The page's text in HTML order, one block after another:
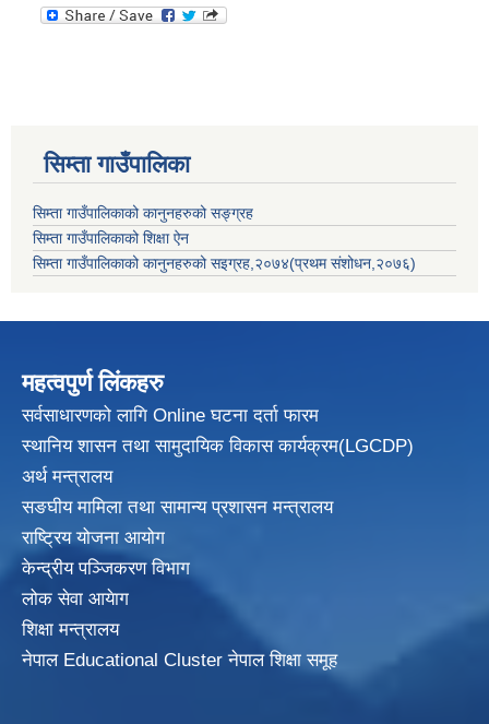
सिम्ता गाउँपालिका
सिम्ता गाउँपालिकाको कानुनहरुको सङ्ग्रह
सिम्ता गाउँपालिकाको शिक्षा ऐन
सिम्ता गाउँपालिकाको कानुनहरुको सइग्रह,२०७४(प्रथम संशोधन,२०७६)
महत्वपुर्ण लिंकहरु
सर्वसाधारणको लागि Online घटना दर्ता फारम
स्थानिय शासन तथा सामुदायिक विकासकार्यक्रम(LGCDP)
अर्थ मन्त्रालय
सङघीय मामिला तथा सामान्य प्रशासन मन्त्रालय
राष्ट्रिय योजना आयोग
केन्द्रीय पञ्जिकरण विभाग
लोक सेवा आयेाग
शिक्षा मन्त्रालय
नेपाल Educational Cluster नेपाल शिक्षा समूह